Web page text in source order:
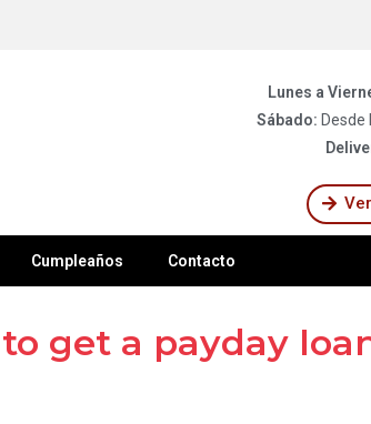
Lunes a
Sábado: Desde
Cumpleaños Contacto
get a payday